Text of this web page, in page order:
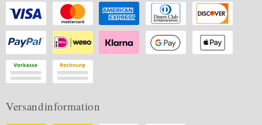
Versandinformation